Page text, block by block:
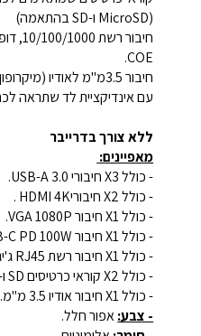
(MicroSD ו-SD בהתאמה)
COE.
חיבור 3.5מ"מ לאודיו (מיקרופון ושמע).
עם אינדיקציית לד שתראה
ללא צורך בדרייבר
מאפיינים:
- כולל X3 חיבורי USB-A 3.0.
- כולל X2 חיבוריHDMI 4K .
- כולל X1 חיבור VGA 1080P.
- כולל X1 חיבור USB-C PD 100W טעינה.
- כולל X1 חיבור רשת RJ45 ג'יגהביט לאן 10/100/1000.
- כולל X2 קוראי כרטיסים SD ו- Micro SD.
- כולל X1 חיבור אודיו 3.5 מ"מ.
- צבע:אפור חלל.